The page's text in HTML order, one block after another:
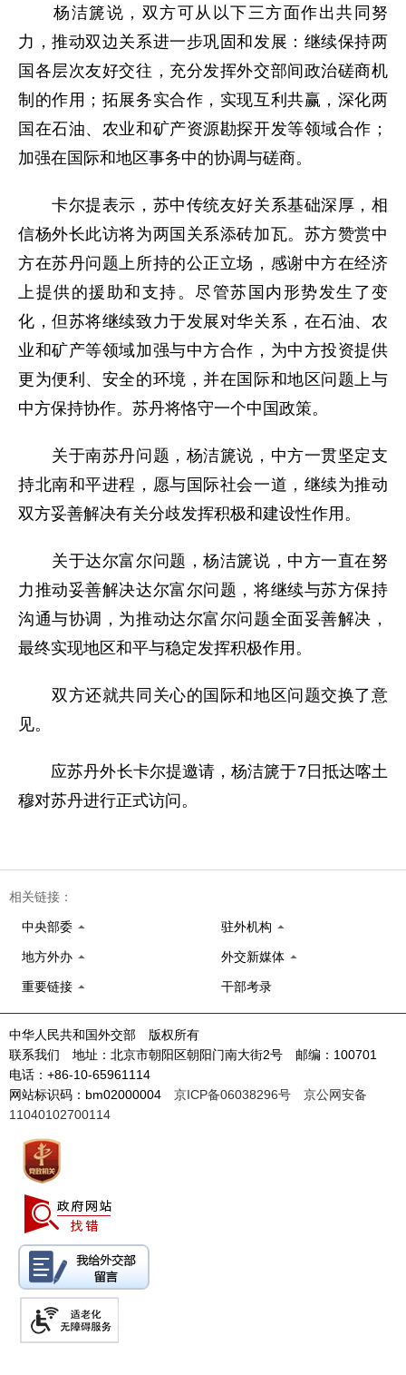
杨洁篪说，双方可从以下三方面作出共同努
力，推动双边关系进一步巩固和发展：继续保持两
国各层次友好交往，充分发挥外交部间政治磋商机
制的作用；拓展务实合作，实现互利共赢，深化两
国在石油、农业和矿产资源勘探开发等领域合作；
加强在国际和地区事务中的协调与磋商。
卡尔提表示，苏中传统友好关系基础深厚，相
信杨外长此访将为两国关系添砖加瓦。苏方赞赏中
方在苏丹问题上所持的公正立场，感谢中方在经济
上提供的援助和支持。尽管苏国内形势发生了变
化，但苏将继续致力于发展对华关系，在石油、农
业和矿产等领域加强与中方合作，为中方投资提供
更为便利、安全的环境，并在国际和地区问题上与
中方保持协作。苏丹将恪守一个中国政策。
关于南苏丹问题，杨洁篪说，中方一贯坚定支
持北南和平进程，愿与国际社会一道，继续为推动
双方妥善解决有关分歧发挥积极和建设性作用。
关于达尔富尔问题，杨洁篪说，中方一直在努
力推动妥善解决达尔富尔问题，将继续与苏方保持
沟通与协调，为推动达尔富尔问题全面妥善解决，
最终实现地区和平与稳定发挥积极作用。
双方还就共同关心的国际和地区问题交换了意
见。
应苏丹外长卡尔提邀请，杨洁篪于7日抵达喀土
穆对苏丹进行正式访问。
相关链接：
中央部委 驻外机构
地方外办 外交新媒体
重要链接 干部考录
中华人民共和国外交部 版权所有
联系我们 地址：北京市朝阳区朝阳门南大街2号 邮编：100701
电话：+86-10-65961114
网站标识码：bm02000004 京ICP备06038296号
京公网安备
11040102700114